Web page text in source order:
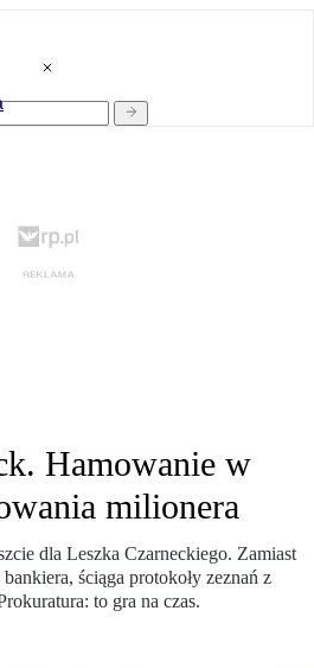
Hamowanie w
milionera
dla Leszka Czarneckiego. Zamiast
ściąga protokoły zeznań z
to gra na czas.